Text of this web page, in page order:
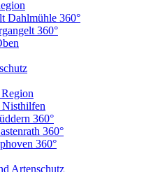
Dahlmühle 360°
360°
Nisthilfen
360°
360°
360°
Artenschutz